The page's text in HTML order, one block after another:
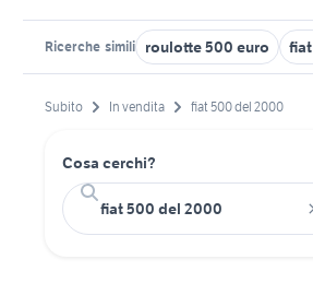
Ricerche simili roulotte 500 euro
Subito In vendita fiat 500 del 2000
Cosa cerchi?